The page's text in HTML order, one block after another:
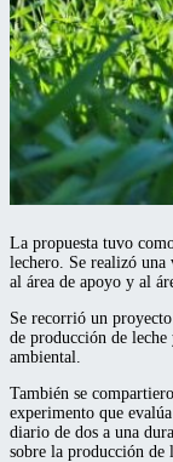
La propuesta tuvo
lechero. Se realizó una
al área de apoyo y al
Se recorrió un
de producción de
ambiental.
También se
experimento que
diario de dos a una
sobre la producción de